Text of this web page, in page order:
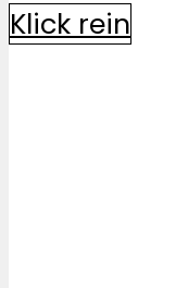
Klick rein